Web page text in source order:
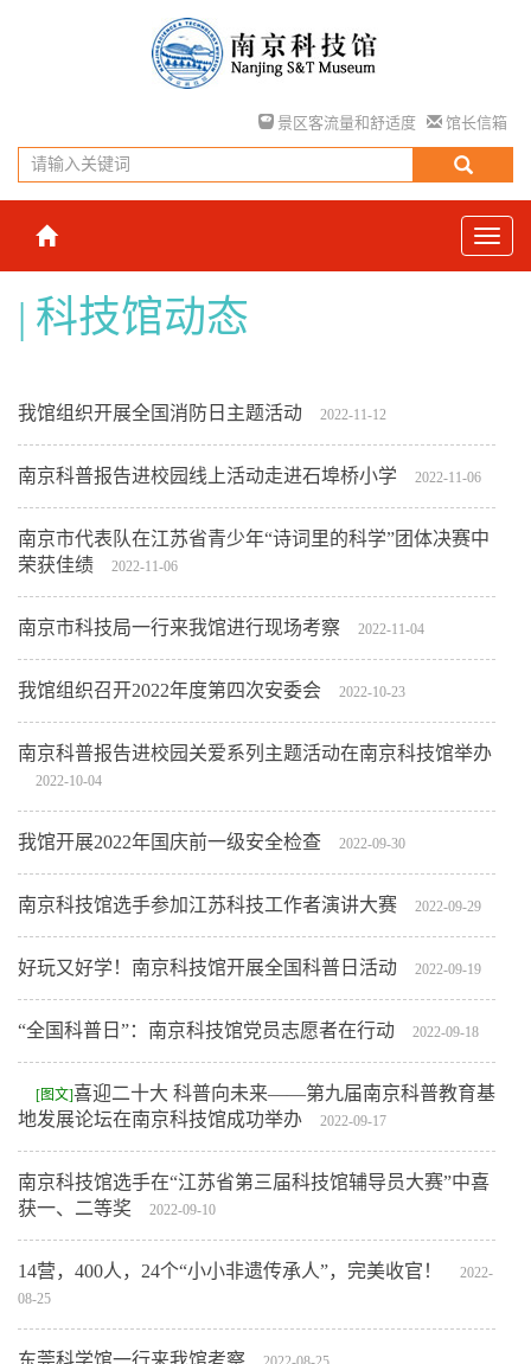
景区客流量和舒适度 馆长信箱
科技馆动态
我馆组织开展全国消防日主题活动 2022-11-12
南京科普报告进校园线上活动走进石埠桥小学 2022-11-06
南京市代表队在江苏省青少年“诗词里的科学”团体决赛中
荣获佳绩
2022-11-06
南京市科技局一行来我馆进行现场考察 2022-11-04
我馆组织召开2022年度第四次安委会 2022-10-23
南京科普报告进校园关爱系列主题活动在南京科技馆举办
2022-10-04
我馆开展2022年国庆前一级安全检查 2022-09-30
南京科技馆选手参加江苏科技工作者演讲大赛 2022-09-29
好玩又好学！南京科技馆开展全国科普日活动 2022-09-19
“全国科普日”：南京科技馆党员志愿者在行动 2022-09-18
[图文]喜迎二十大 科普向未来——第九届南京科普教育基
地发展论坛在南京科技馆成功举办
2022-09-17
南京科技馆选手在“江苏省第三届科技馆辅导员大赛”中喜
获一、二等奖
2022-09-10
14营，400人，24个“小小非遗传承人”，完美收官！
2022-
08-25
东莞科学馆一行来我馆考察